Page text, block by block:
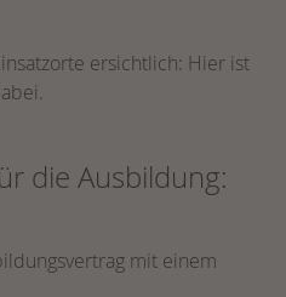
ersichtlich: Hier ist
die Ausbildung:
mit einem